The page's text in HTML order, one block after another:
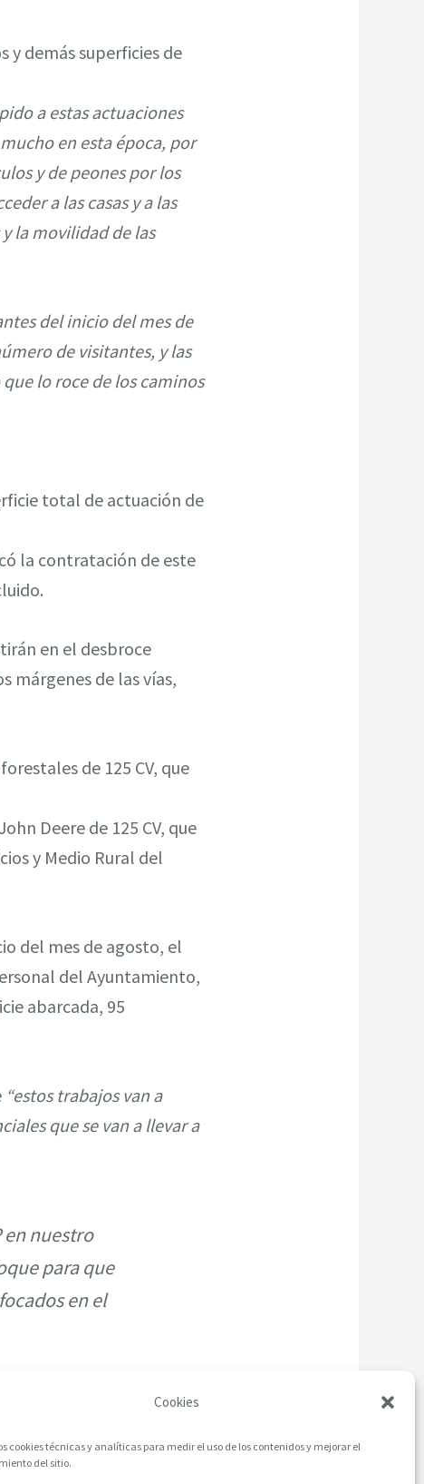
Cookies
cookies técnicas y analíticas para medir el uso de los contenidos y mejorar el
del sitio.
y demás superficies de
a estas actuaciones
en esta época, por
y de peones por los
a las casas y a las
la movilidad de las
del inicio del mes de
de visitantes, y las
lo roce de los caminos
total de actuación de
la contratación de este
en el desbroce
márgenes de las vías,
de 125 CV, que
Deere de 125 CV, que
y Medio Rural del
del mes de agosto, el
del Ayuntamiento,
abarcada, 95
“estos trabajos van a
que se van a llevar a
en nuestro
para que
en el